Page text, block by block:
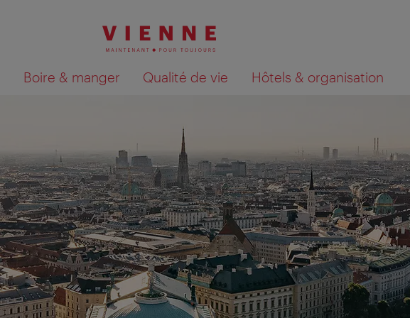
Boire & manger Qualité de vie Hôtels & organisation